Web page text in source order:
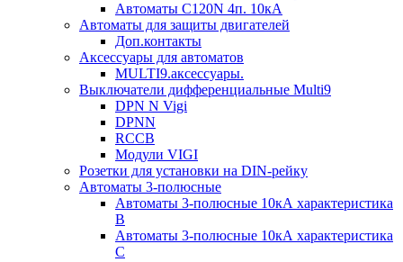
Автоматы С120N 4п. 10кА
Автоматы для защиты двигателей
Доп.контакты
Аксессуары для автоматов
MULTI9.аксессуары.
Выключатели дифференциальные Multi9
DPN N Vigi
DPNN
RCCB
Модули VIGI
Розетки для установки на DIN-рейку
Автоматы 3-полюсные
Автоматы 3-полюсные 10кА характеристика
B
Автоматы 3-полюсные 10кА характеристика
C